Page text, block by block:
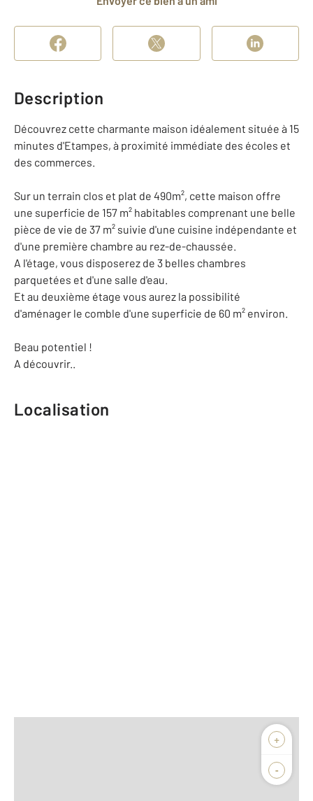
Description
Découvrez cette charmante maison idéalement située à 15
minutes d'Etampes, à proximité immédiate des écoles et
des commerces.
Sur un terrain clos et plat de 490m², cette maison offre
une superficie de 157 m² habitables comprenant une belle
pièce de vie de 37 m² suivie d'une cuisine indépendante et
d'une première chambre au rez-de-chaussée.
A l'étage, vous disposerez de 3 belles chambres
parquetées et d'une salle d'eau.
Et au deuxième étage vous aurez la possibilité
d'aménager le comble d'une superficie de 60 m² environ.
Beau potentiel !
A découvrir..
Localisation
+
-
Biens vendus